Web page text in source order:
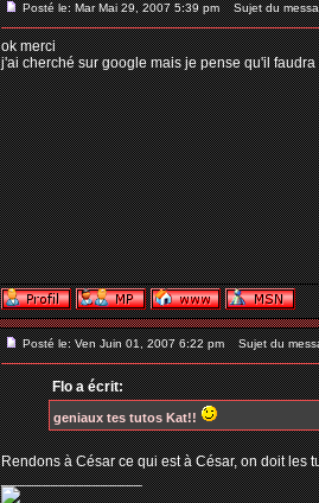
Posté le: Mar Mai 29, 2007 5:39 pm Sujet du
ok merci
j'ai cherché sur google mais je pense qu'il
Posté le: Ven Juin 01, 2007 6:22 pm Sujet du
Flo a écrit:
geniaux tes tutos Kat!!
Rendons à César ce qui est à César, on doit les
_________________